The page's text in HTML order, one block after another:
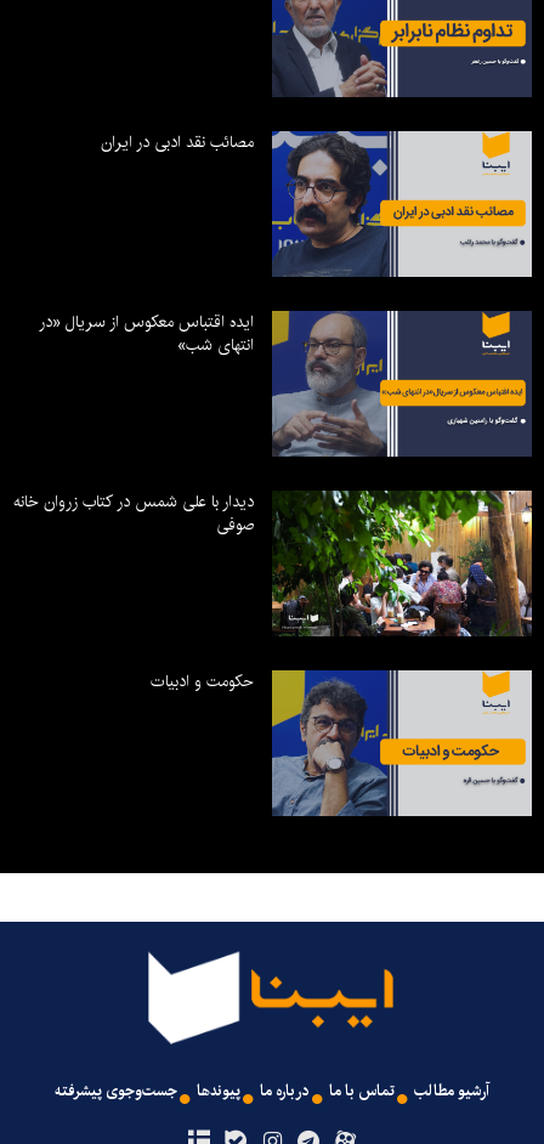
مصائب نقد ادبی در ایران
ایده اقتباس معکوس از سریال «در
انتهای شب»
دیدار با علی شمس در کتاب زروان خانه
صوفی
حکومت و ادبیات
آرشیو مطالب تماس با ما درباره ما پیوندها جست‌وجوی پیشرفته